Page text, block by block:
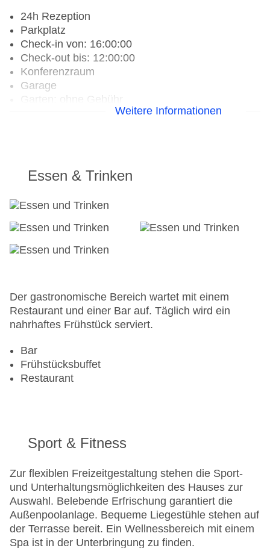
24h Rezeption
Parkplatz
Check-in von: 16:00:00
Check-out bis: 12:00:00
Konferenzraum
Garage
WLAN/WiFi im Hotel
Haustiere
Zimmerservice
Pools:Outdoor Pool, Liegen am Pool
Zahlungsarten: Mastercard, Visa
Weitere Informationen
Essen & Trinken
Der gastronomische Bereich wartet mit einem
Restaurant und einer Bar auf. Täglich wird ein
nahrhaftes Frühstück serviert.
Bar
Frühstücksbuffet
Restaurant
Sport & Fitness
Zur flexiblen Freizeitgestaltung stehen die Sport-
und Unterhaltungsmöglichkeiten des Hauses zur
Auswahl. Belebende Erfrischung garantiert die
Außenpoolanlage. Bequeme Liegestühle stehen auf
der Terrasse bereit. Ein Wellnessbereich mit einem
Spa ist in der Unterbringung zu finden.